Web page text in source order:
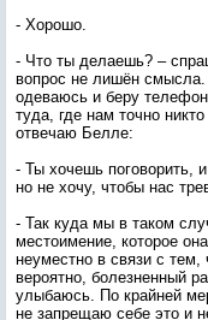
- Хорошо.
- Что ты делаешь? –
вопрос не лишён смысла.
одеваюсь и беру
туда, где нам точно
отвечаю Белле:
- Ты хочешь поговорить,
но не хочу, чтобы нас
- Так куда мы в таком
местоимение, которое
неуместно в связи с тем,
вероятно, болезненный
улыбаюсь. По крайней
не запрещаю себе это и